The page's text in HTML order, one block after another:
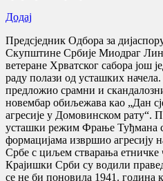
Додај
Предсједник Одбора за
Скупштине Србије Миодраг
ветеране Хрватског сабора још
раду полази од усташких
предложио срамни и
новембар обиљежава као „Дан
агресије у Домовинском рату“.
усташки режим Фрање Туђмана
формацијама извршио агресију
Србе с циљем стварања етничке
Крајишки Срби су водили
се не би поновила 1941. година